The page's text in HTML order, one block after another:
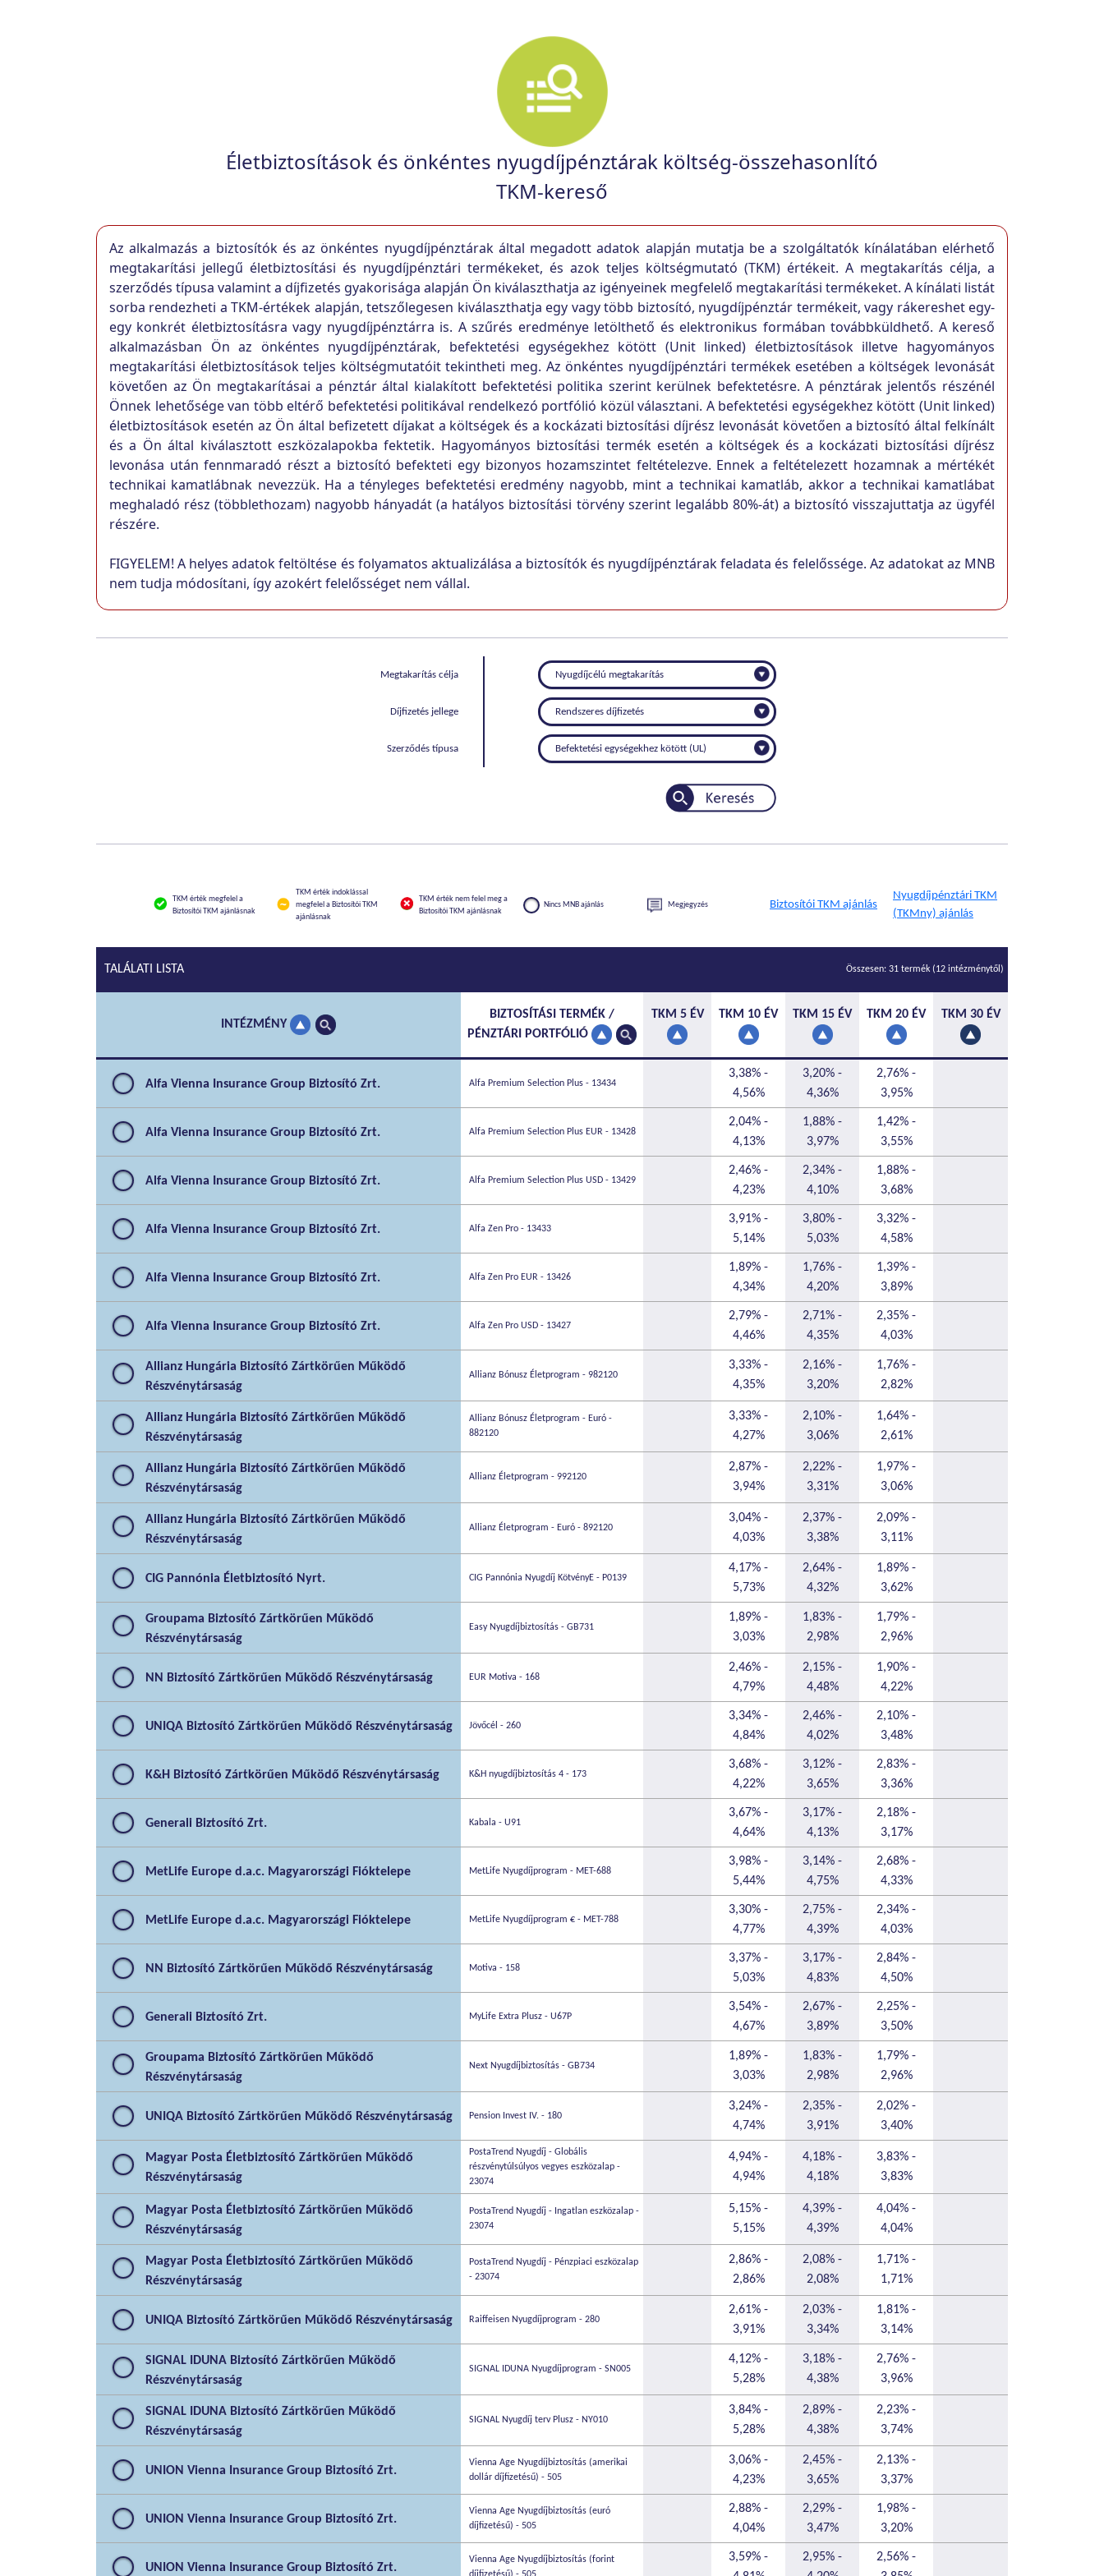
Életbiztosítások és önkéntes nyugdíjpénztárak költség-összehasonlító
TKM-kereső
Az alkalmazás a biztosítók és az önkéntes nyugdíjpénztárak által megadott adatok alapján mutatja be a szolgáltatók kínálatában elérhető
megtakarítási jellegű életbiztosítási és nyugdíjpénztári termékeket, és azok teljes költségmutató (TKM) értékeit. A megtakarítás célja, a
szerződés típusa valamint a díjfizetés gyakorisága alapján Ön kiválaszthatja az igényeinek megfelelő megtakarítási termékeket. A kínálati listát
sorba rendezheti a TKM-értékek alapján, tetszőlegesen kiválaszthatja egy vagy több biztosító, nyugdíjpénztár termékeit, vagy rákereshet egy-
egy konkrét életbiztosításra vagy nyugdíjpénztárra is. A szűrés eredménye letölthető és elektronikus formában továbbküldhető. A kereső
alkalmazásban Ön az önkéntes nyugdíjpénztárak, befektetési egységekhez kötött (Unit linked) életbiztosítások illetve hagyományos
megtakarítási életbiztosítások teljes költségmutatóit tekintheti meg. Az önkéntes nyugdíjpénztári termékek esetében a költségek levonását
követően az Ön megtakarításai a pénztár által kialakított befektetési politika szerint kerülnek befektetésre. A pénztárak jelentős részénél
Önnek lehetősége van több eltérő befektetési politikával rendelkezó portfólió közül választani. A befektetési egységekhez kötött (Unit linked)
életbiztosítások esetén az Ön által befizetett díjakat a költségek és a kockázati biztosítási díjrész levonását követően a biztosító által felkínált
és a Ön által kiválasztott eszközalapokba fektetik. Hagyományos biztosítási termék esetén a költségek és a kockázati biztosítási díjrész
levonása után fennmaradó részt a biztosító befekteti egy bizonyos hozamszintet feltételezve. Ennek a feltételezett hozamnak a mértékét
technikai kamatlábnak nevezzük. Ha a tényleges befektetési eredmény nagyobb, mint a technikai kamatláb, akkor a technikai kamatlábat
meghaladó rész (többlethozam) nagyobb hányadát (a hatályos biztosítási törvény szerint legalább 80%-át) a biztosító visszajuttatja az ügyfél
részére.
FIGYELEM! A helyes adatok feltöltése és folyamatos aktualizálása a biztosítók és nyugdíjpénztárak feladata és felelőssége. Az adatokat az MNB
nem tudja módosítani, így azokért felelősséget nem vállal.
Megtakarítás célja Nyugdíjcélú megtakarítás
Díjfizetés jellege Rendszeres díjfizetés
Szerződés típusa Befektetési egységekhez kötött (UL)
TKM érték megfelel a
Biztosítói TKM ajánlásnak
TKM érték indoklással
megfelel a Biztosítói TKM
ajánlásnak
TKM érték nem felel meg a
Biztosítói TKM ajánlásnak
Megjegyzés
Nincs MNB ajánlás Biztosítói TKM ajánlás
Nyugdíjpénztári TKM
(TKMny) ajánlás
TALÁLATI LISTA Összesen: 31 termék (12 intézménytől)
INTÉZMÉNY
BIZTOSÍTÁSI TERMÉK /
PÉNZTÁRI PORTFÓLIÓ
TKM 5 ÉV TKM 10 ÉV TKM 15 ÉV TKM 20 ÉV TKM 30 ÉV
Alfa Vienna Insurance Group Biztosító Zrt. Alfa Premium Selection Plus - 13434
3,38% -
4,56%
3,20% -
4,36%
2,76% -
3,95%
Alfa Vienna Insurance Group Biztosító Zrt. Alfa Premium Selection Plus EUR - 13428
2,04% -
4,13%
1,88% -
3,97%
1,42% -
3,55%
Alfa Vienna Insurance Group Biztosító Zrt. Alfa Premium Selection Plus USD - 13429
2,46% -
4,23%
2,34% -
4,10%
1,88% -
3,68%
Alfa Vienna Insurance Group Biztosító Zrt. Alfa Zen Pro - 13433
3,91% -
5,14%
3,80% -
5,03%
3,32% -
4,58%
Alfa Vienna Insurance Group Biztosító Zrt. Alfa Zen Pro EUR - 13426
1,89% -
4,34%
1,76% -
4,20%
1,39% -
3,89%
Alfa Vienna Insurance Group Biztosító Zrt. Alfa Zen Pro USD - 13427
2,79% -
4,46%
2,71% -
4,35%
2,35% -
4,03%
Allianz Hungária Biztosító Zártkörűen Működő
Részvénytársaság
Allianz Bónusz Életprogram - 982120
3,33% -
4,35%
2,16% -
3,20%
1,76% -
2,82%
Allianz Hungária Biztosító Zártkörűen Működő
Részvénytársaság
Allianz Bónusz Életprogram - Euró -
882120
3,33% -
4,27%
2,10% -
3,06%
1,64% -
2,61%
Allianz Hungária Biztosító Zártkörűen Működő
Részvénytársaság
Allianz Életprogram - 992120
2,87% -
3,94%
2,22% -
3,31%
1,97% -
3,06%
Allianz Hungária Biztosító Zártkörűen Működő
Részvénytársaság
Allianz Életprogram - Euró - 892120
3,04% -
4,03%
2,37% -
3,38%
2,09% -
3,11%
CIG Pannónia Életbiztosító Nyrt. CIG Pannónia Nyugdíj KötvényE - P0139
4,17% -
5,73%
2,64% -
4,32%
1,89% -
3,62%
Groupama Biztosító Zártkörűen Működő
Részvénytársaság
Easy Nyugdíjbiztosítás - GB731
1,89% -
3,03%
1,83% -
2,98%
1,79% -
2,96%
NN Biztosító Zártkörűen Működő Részvénytársaság EUR Motiva - 168
2,46% -
4,79%
2,15% -
4,48%
1,90% -
4,22%
UNIQA Biztosító Zártkörűen Működő Részvénytársaság Jövőcél - 260
3,34% -
4,84%
2,46% -
4,02%
2,10% -
3,48%
K&H Biztosító Zártkörűen Működő Részvénytársaság K&H nyugdíjbiztosítás 4 - 173
3,68% -
4,22%
3,12% -
3,65%
2,83% -
3,36%
Generali Biztosító Zrt. Kabala - U91
3,67% -
4,64%
3,17% -
4,13%
2,18% -
3,17%
MetLife Europe d.a.c. Magyarországi Fióktelepe MetLife Nyugdíjprogram - MET-688
3,98% -
5,44%
3,14% -
4,75%
2,68% -
4,33%
MetLife Europe d.a.c. Magyarországi Fióktelepe MetLife Nyugdíjprogram € - MET-788
3,30% -
4,77%
2,75% -
4,39%
2,34% -
4,03%
NN Biztosító Zártkörűen Működő Részvénytársaság Motiva - 158
3,37% -
5,03%
3,17% -
4,83%
2,84% -
4,50%
Generali Biztosító Zrt. MyLife Extra Plusz - U67P
3,54% -
4,67%
2,67% -
3,89%
2,25% -
3,50%
Groupama Biztosító Zártkörűen Működő
Részvénytársaság
Next Nyugdíjbiztosítás - GB734
1,89% -
3,03%
1,83% -
2,98%
1,79% -
2,96%
UNIQA Biztosító Zártkörűen Működő Részvénytársaság Pension Invest IV. - 180
3,24% -
4,74%
2,35% -
3,91%
2,02% -
3,40%
Magyar Posta Életbiztosító Zártkörűen Működő
Részvénytársaság
PostaTrend Nyugdíj - Globális
részvénytúlsúlyos vegyes eszközalap -
23074
4,94% -
4,94%
4,18% -
4,18%
3,83% -
3,83%
Magyar Posta Életbiztosító Zártkörűen Működő
Részvénytársaság
PostaTrend Nyugdíj - Ingatlan eszközalap -
23074
5,15% -
5,15%
4,39% -
4,39%
4,04% -
4,04%
Magyar Posta Életbiztosító Zártkörűen Működő
Részvénytársaság
PostaTrend Nyugdíj - Pénzpiaci eszközalap
- 23074
2,86% -
2,86%
2,08% -
2,08%
1,71% -
1,71%
UNIQA Biztosító Zártkörűen Működő Részvénytársaság Raiffeisen Nyugdíjprogram - 280
2,61% -
3,91%
2,03% -
3,34%
1,81% -
3,14%
SIGNAL IDUNA Biztosító Zártkörűen Működő
Részvénytársaság
SIGNAL IDUNA Nyugdíjprogram - SN005
4,12% -
5,28%
3,18% -
4,38%
2,76% -
3,96%
SIGNAL IDUNA Biztosító Zártkörűen Működő
Részvénytársaság
SIGNAL Nyugdíj terv Plusz - NY010
3,84% -
5,28%
2,89% -
4,38%
2,23% -
3,74%
UNION Vienna Insurance Group Biztosító Zrt.
Vienna Age Nyugdíjbiztosítás (amerikai
dollár díjfizetésű) - 505
3,06% -
4,23%
2,45% -
3,65%
2,13% -
3,37%
UNION Vienna Insurance Group Biztosító Zrt.
Vienna Age Nyugdíjbiztosítás (euró
díjfizetésű) - 505
2,88% -
4,04%
2,29% -
3,47%
1,98% -
3,20%
UNION Vienna Insurance Group Biztosító Zrt.
Vienna Age Nyugdíjbiztosítás (forint
díjfizetésű) - 505
3,59% -
2,95% -
2,56% -